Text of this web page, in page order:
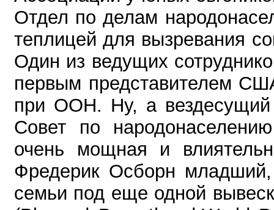
Отдел по делам
теплицей для вызревания
Один из ведущих
первым представителем
при ООН. Ну, а
Совет по
очень мощная и
Фредерик Осборн младший,
семьи под еще одной